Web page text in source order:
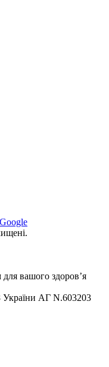
вашого здоров’я
АГ N.603203